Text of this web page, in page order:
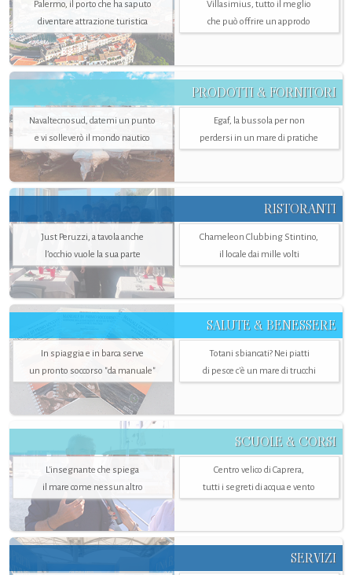
Palermo, il porto che ha saputo
diventare attrazione turistica
Villasimius, tutto il meglio
che può offrire un approdo
PRODOTTI & FORNITORI
Navaltecnosud, datemi un punto
e vi solleverò il mondo nautico
Egaf, la bussola per non
perdersi in un mare di pratiche
RISTORANTI
Just Peruzzi, a tavola anche
l’occhio vuole la sua parte
Chameleon Clubbing Stintino,
il locale dai mille volti
SALUTE & BENESSERE
In spiaggia e in barca serve
un pronto soccorso "da manuale"
Totani sbiancati? Nei piatti
di pesce c'è un mare di trucchi
SCUOLE & CORSI
L'insegnante che spiega
il mare come nessun altro
Centro velico di Caprera,
tutti i segreti di acqua e vento
SERVIZI